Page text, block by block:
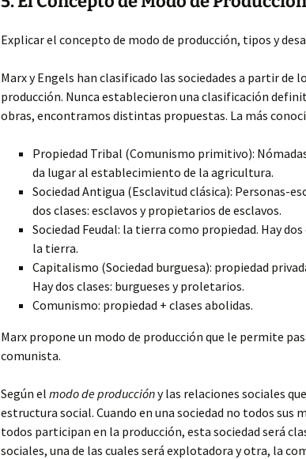
Explicar el concepto de modo de producción, tipos y
Marx y Engels han clasificado las sociedades a partir de
producción. Nunca establecieron una clasificación
obras, encontramos distintas propuestas. La más
Propiedad Tribal (Comunismo primitivo):
da lugar al establecimiento de la agricultura.
Sociedad Antigua (Esclavitud clásica): Personas-
dos clases: esclavos y propietarios de esclavos.
Sociedad Feudal: la tierra como propiedad. Hay
la tierra.
Capitalismo (Sociedad burguesa): propiedad
Hay dos clases: burgueses y proletarios.
Comunismo: propiedad + clases abolidas.
Marx propone un modo de producción que le permite
comunista.
Según el modo de produccióny las relaciones sociales
estructura social. Cuando en una sociedad no todos sus
todos participan en la producción, esta sociedad será
sociales, una de las cuales será explotadora y otra, la